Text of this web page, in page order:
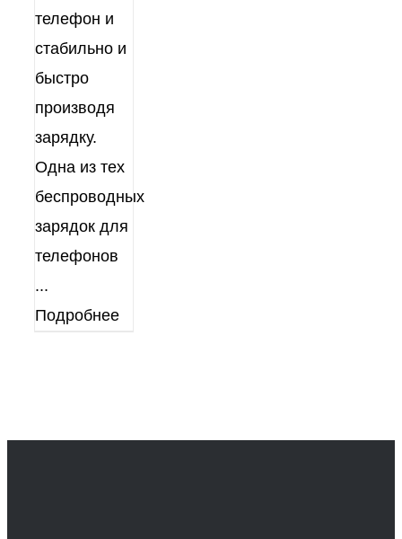
телефон и
стабильно и
быстро
производя
зарядку.
Одна из тех
беспроводных
зарядок для
телефонов
...
Подробнее